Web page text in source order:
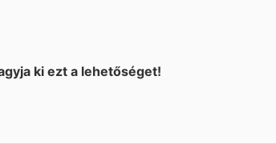
ki ezt a lehetőséget!